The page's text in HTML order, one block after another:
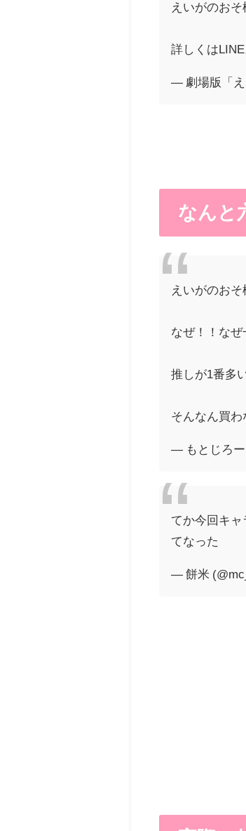
えいがのお
詳しくはLINE
— 劇場版「え
なんと
えいがのお
なぜ！！なぜ
推しが1番多
そんなん買
— もとじろ
てか今回キ
てなった
— 餅米